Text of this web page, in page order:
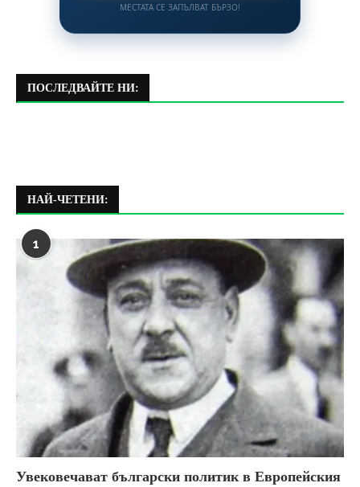
МЕСТАТА СЕ ЗАПЪЛВАТ БЪРЗО!
ПОСЛЕДВАЙТЕ НИ:
НАЙ-ЧЕТЕНИ:
1
Увековечават български политик в Европейския